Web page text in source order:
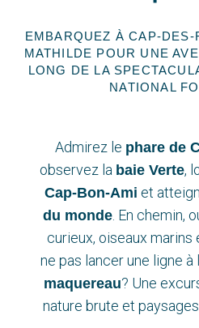
EMBARQUEZ À CAP-
MATHILDE POUR UNE
LONG DE LA
NATIONAL
Admirez le phare de
observez la baie Verte,
Cap-Bon-Ami et
du monde. En chemin,
curieux, oiseaux
ne pas lancer une ligne à
maquereau? Une
nature brute et